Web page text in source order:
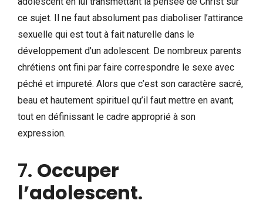
ce sujet. Il ne faut absolument pas diaboliser l’attirance
sexuelle qui est tout à fait naturelle dans le
développement d’un adolescent. De nombreux parents
chrétiens ont fini par faire correspondre le sexe avec
péché et impureté. Alors que c’est son caractère sacré,
beau et hautement spirituel qu’il faut mettre en avant;
tout en définissant le cadre approprié à son
expression.
7. Occuper
l’adolescent.